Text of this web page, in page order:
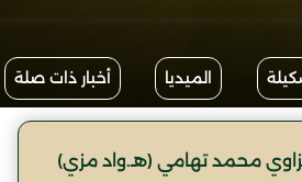
الميديا أخبار ذات صلة
محمد تهامي (هـ.واد مزي)